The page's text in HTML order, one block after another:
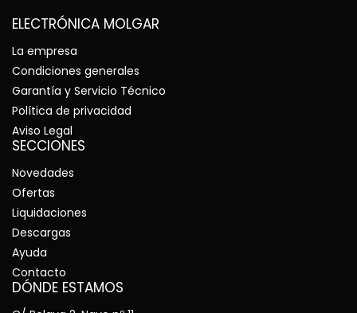
ELECTRÓNICA MOLGAR
La empresa
Condiciones generales
Garantía y Servicio Técnico
Política de privacidad
Aviso Legal
SECCIONES
Novedades
Ofertas
Liquidaciones
Descargas
Ayuda
Contacto
DÓNDE ESTAMOS